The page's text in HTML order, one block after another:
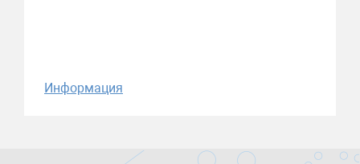
Информация